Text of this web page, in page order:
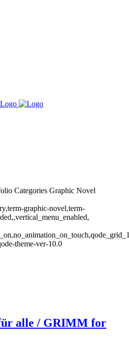
Categories Graphic Novel
graphic-novel,term-
theme-ver-10.0
alle / GRIMM for